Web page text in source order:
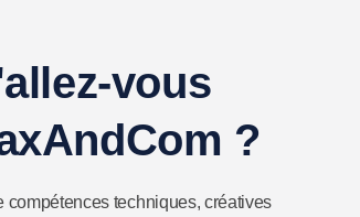
vous
?
compétences techniques, créatives